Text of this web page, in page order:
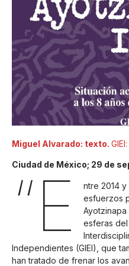
Miguel Alvarado: texto.
Ciudad de México; 29 de
“E
ntre 2014 y
esfuerzos
esferas
Independientes (GIEI), que
han tratado de frenar los